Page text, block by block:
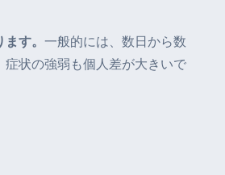
す。 一般的には、数日から数
状の強弱も個人差が大きいで